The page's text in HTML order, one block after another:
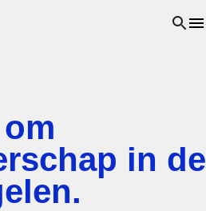
Open
in de